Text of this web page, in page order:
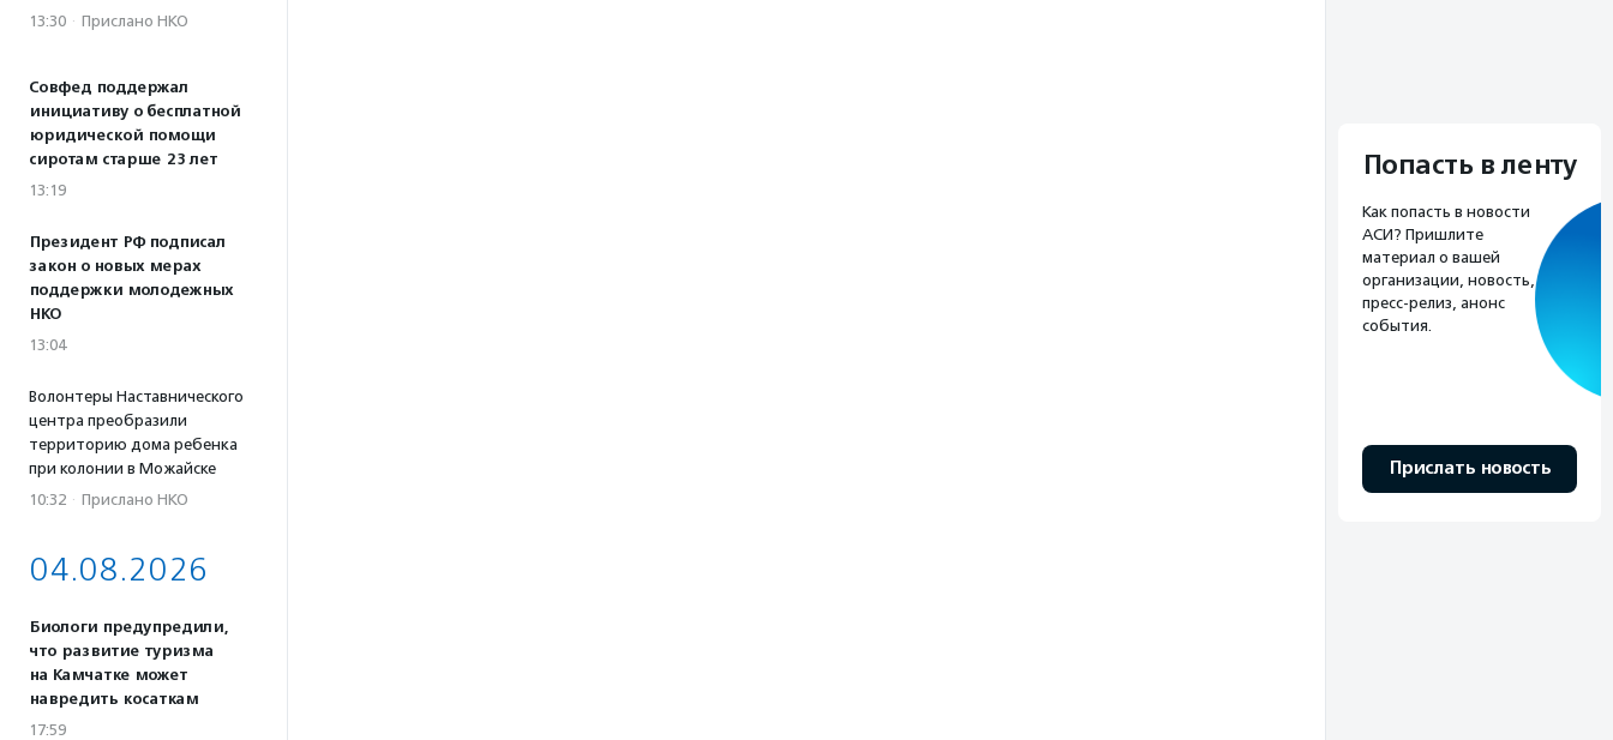
13:30 · Прислано НКО
Совфед поддержал
инициативу о бесплатной
юридической помощи
сиротам старше 23 лет
13:19
Президент РФ подписал
закон о новых мерах
поддержки молодежных
НКО
13:04
Волонтеры Наставнического
центра преобразили
территорию дома ребенка
при колонии в Можайске
10:32 · Прислано НКО
04.08.2026
Биологи предупредили,
что развитие туризма
на Камчатке может
навредить косаткам
17:59
Попасть в ленту
Как попасть в новости
АСИ? Пришлите
материал о вашей
организации, новость,
пресс-релиз, анонс
события.
Прислать новость